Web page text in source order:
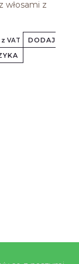
włosami z
z VAT
DODAJ